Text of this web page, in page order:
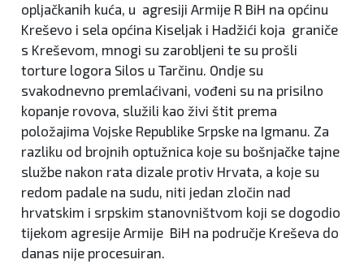
opljačkanih kuća, u agresiji Armije R BiH na općinu
Kreševo i sela općina Kiseljak i Hadžići koja graniče
s Kreševom, mnogi su zarobljeni te su prošli
torture logora Silos u Tarčinu. Ondje su
svakodnevno premlaćivani, vođeni su na prisilno
kopanje rovova, služili kao živi štit prema
položajima Vojske Republike Srpske na Igmanu. Za
razliku od brojnih optužnica koje su bošnjačke tajne
službe nakon rata dizale protiv Hrvata, a koje su
redom padale na sudu, niti jedan zločin nad
hrvatskim i srpskim stanovništvom koji se dogodio
tijekom agresije Armije BiH na područje Kreševa do
danas nije procesuiran.